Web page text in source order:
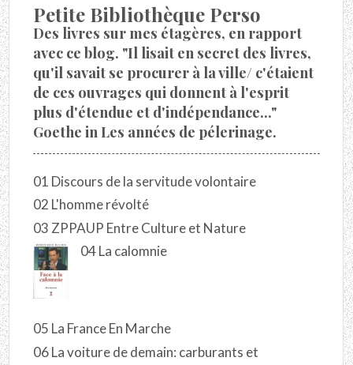
Petite Bibliothèque Perso
Des livres sur mes étagères, en rapport
avec ce blog. "Il lisait en secret des livres,
qu'il savait se procurer à la ville/ c'étaient
de ces ouvrages qui donnent à l'esprit
plus d'étendue et d'indépendance..."
Goethe in Les années de pélerinage.
01 Discours de la servitude volontaire
02 L'homme révolté
03 ZPPAUP Entre Culture et Nature
04 La calomnie
05 La France En Marche
06 La voiture de demain: carburants et